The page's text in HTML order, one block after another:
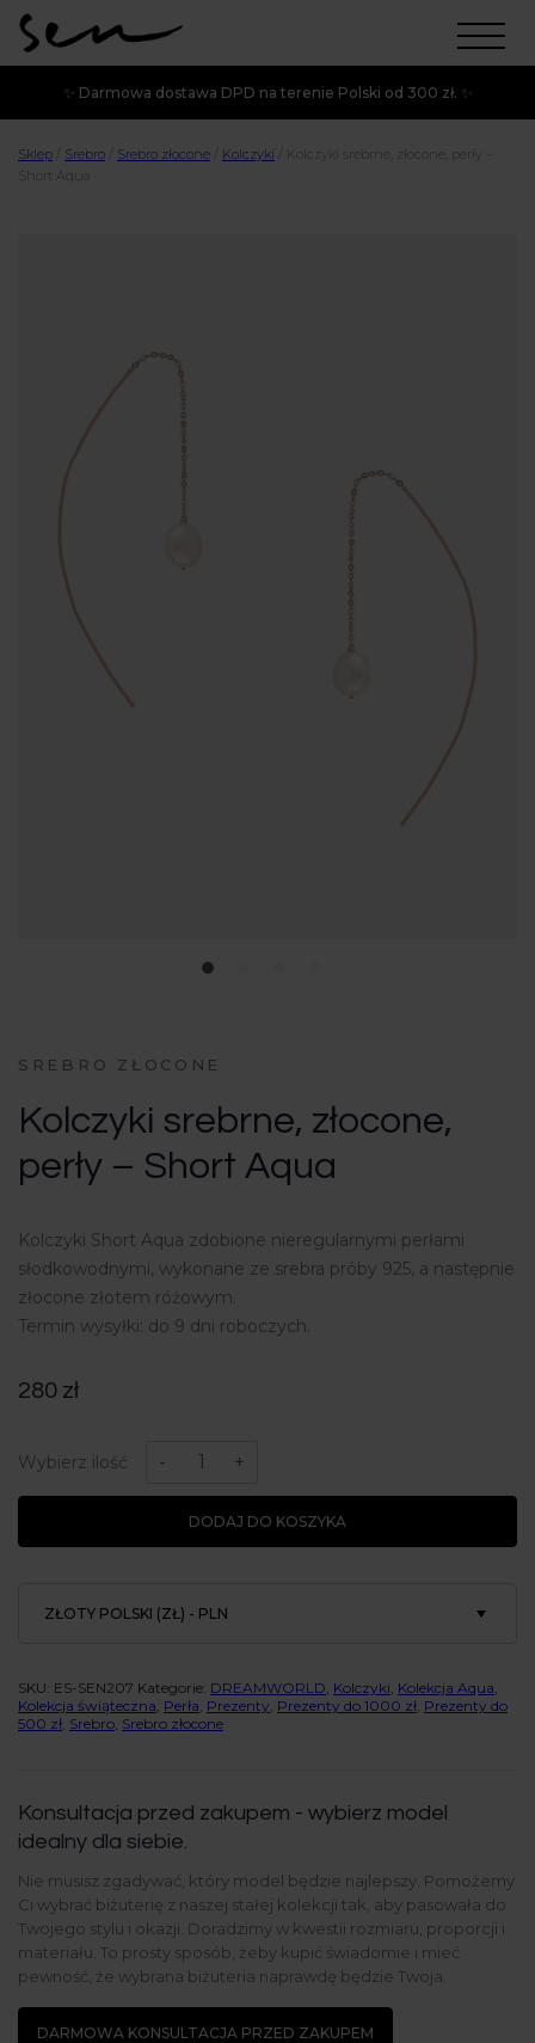
✨ Darmowa dostawa DPD na terenie Polski od 300 zł. ✨
Sklep Srebro Srebro złocone Kolczyki
Kolczyki srebrne, złocone, perły –
Short Aqua
SREBRO ZŁOCONE
Kolczyki srebrne, złocone,
perły – Short Aqua
Kolczyki Short Aqua zdobione nieregularnymi perłami
słodkowodnymi, wykonane ze srebra próby 925, a następnie
złocone złotem różowym.
Termin wysyłki: do 9 dni roboczych.
280 zł
Wybierz ilość
Short
- +
DODAJ DO KOSZYKA
ZŁOTY POLSKI (ZŁ) - PLN
SKU: ES-SEN207 Kategorie: DREAMWORLD Kolczyki Kolekcja Aqua
Kolekcja świąteczna Perła Prezenty Prezenty do 1000 zł Prezenty do
500 zł Srebro Srebro złocone
Konsultacja przed zakupem - wybierz model
idealny dla siebie.
Nie musisz zgadywać, który model będzie najlepszy. Pomożemy
Ci wybrać biżuterię z naszej stałej kolekcji tak, aby pasowała do
Twojego stylu i okazji. Doradzimy w kwestii rozmiaru, proporcji i
materiału. To prosty sposób, żeby kupić świadomie i mieć
pewność, że wybrana biżuteria naprawdę będzie Twoja.
DARMOWA KONSULTACJA PRZED ZAKUPEM